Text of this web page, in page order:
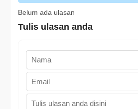
Belum ada ulasan
Tulis ulasan anda